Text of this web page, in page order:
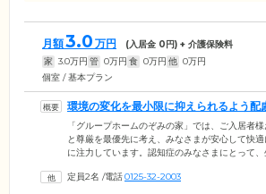
月額3.0 万円 (入居金 0円) + 介護保険料
家 3.0万円 管 0万円 食 0万円 他 0万円
個室 / 基本プラン
環境の変化を最小限に抑えられるよう配
「グループホームのぞみの家」では、ご入居者
と尊厳を最優先に考え、みなさまが安心して快
に注力しています。認知症のみなさまにとって
え、移り住むプロセスをできるだけスムーズにす
定員2名 /電話0125-32-2003